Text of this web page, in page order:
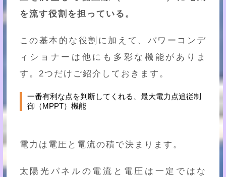
を流す役割を担っている。
この基本的な役割に加えて、パワーコンデ
ィショナーは他にも多彩な機能がありま
す。2つだけご紹介しておきます。
一番有利な点を判断してくれる、最大電力点追従制
御（MPPT）機能
電力は電圧と電流の積で決まります。
太陽光パネルの電流と電圧は一定ではな